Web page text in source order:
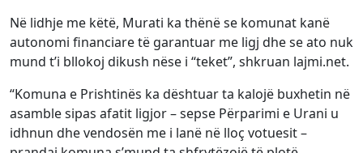
Në lidhje me këtë, Murati ka thënë se komunat kanë
autonomi financiare të garantuar me ligj dhe se ato nuk
mund t’i bllokoj dikush nëse i “teket”, shkruan lajmi.net.
“Komuna e Prishtinës ka dështuar ta kalojë buxhetin në
asamble sipas afatit ligjor – sepse Përparimi e Urani u
idhnun dhe vendosën me i lanë në lloç votuesit –